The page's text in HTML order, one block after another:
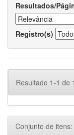
Resultados/
Registro(s)
Resultado 1-1 de
Conjunto de itens: